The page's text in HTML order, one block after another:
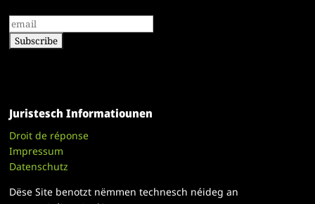
Juristesch Informatiounen
Droit de réponse
Impressum
Datenschutz
Dëse Site benotzt nëmmen technesch néideg an